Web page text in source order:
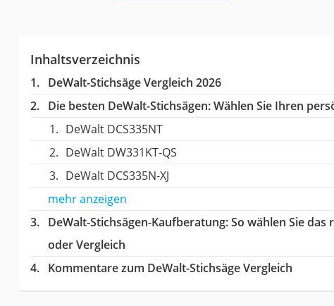
Inhaltsverzeichnis
DeWalt-Stichsäge Vergleich 2026
Die besten DeWalt-Stichsägen:Wählen Sie Ihren
DeWalt DCS335NT
DeWalt DW331KT-QS
DeWalt DCS335N-XJ
mehr anzeigen
DeWalt-Stichsägen-Kaufberatung: So wählen Sie
oder Vergleich
Kommentare zum DeWalt-Stichsäge Vergleich